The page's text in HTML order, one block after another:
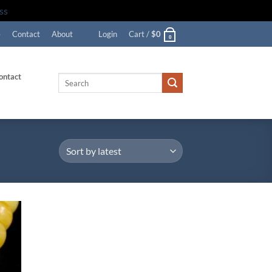
Contact About Login Cart /$0 0
to